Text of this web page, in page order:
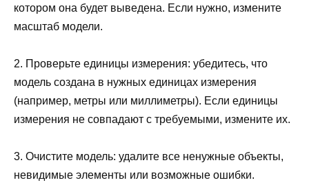
котором она будет выведена. Если нужно, измените
масштаб модели.
2. Проверьте единицы измерения: убедитесь, что
модель создана в нужных единицах измерения
(например, метры или миллиметры). Если единицы
измерения не совпадают с требуемыми, измените их.
3. Очистите модель: удалите все ненужные объекты,
невидимые элементы или возможные ошибки.